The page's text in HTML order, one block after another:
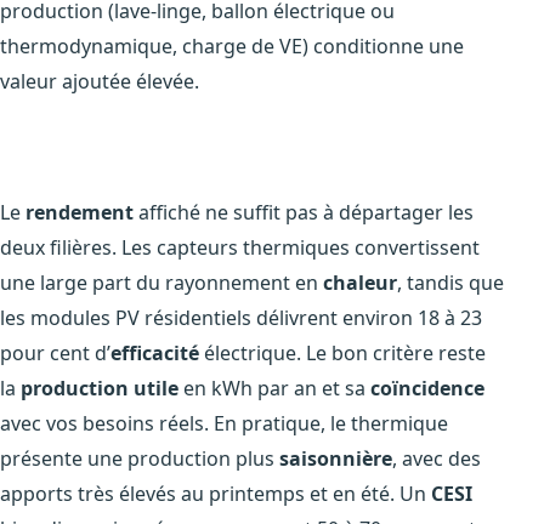
production (lave-linge, ballon électrique ou
thermodynamique, charge de VE) conditionne une
valeur ajoutée élevée.
Le rendementaffiché ne suffit pas à départager les
deux filières. Les capteurs thermiques convertissent
une large part du rayonnement en chaleur, tandis que
les modules PV résidentiels délivrent environ 18 à 23
pour cent d’efficacité électrique. Le bon critère reste
la production utile en kWh par an et sa coïncidence
avec vos besoins réels. En pratique, le thermique
présente une production plus saisonnière, avec des
apports très élevés au printemps et en été. Un CESI